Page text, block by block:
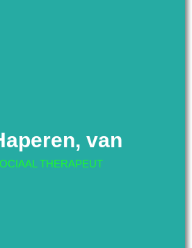
van
THERAPEUT